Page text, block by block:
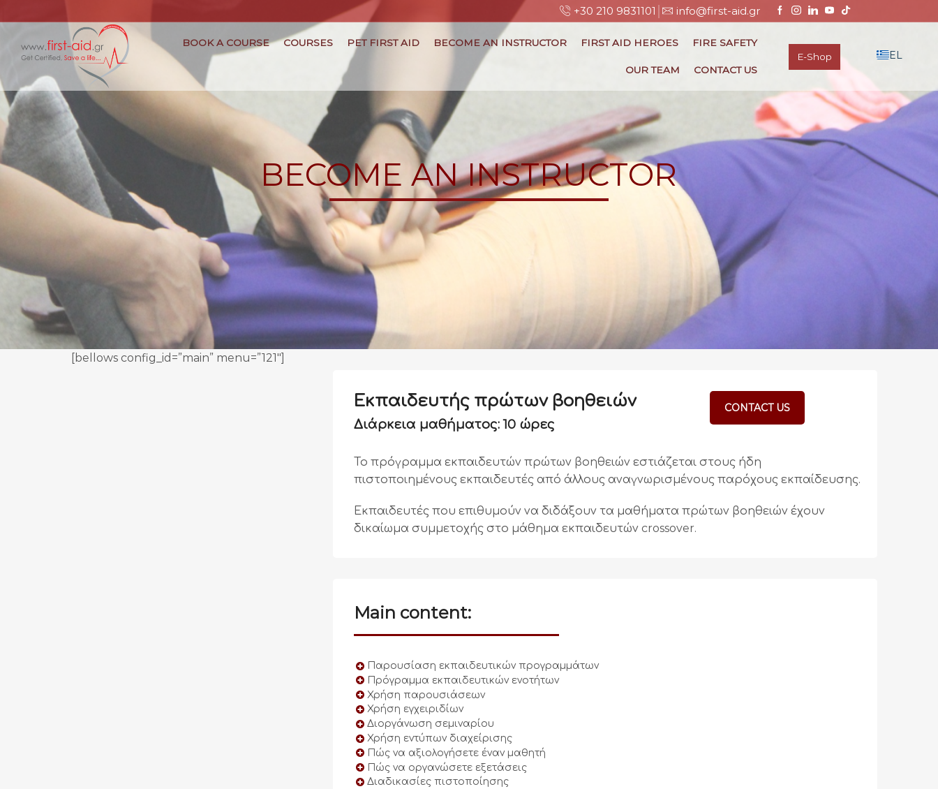
+30 210 9831101 info@first-aid.gr
BOOK A COURSE COURSES PET FIRST AID BECOME AN INSTRUCTOR FIRST AID HEROES FIRE SAFETY
OUR TEAM CONTACT US
E-Shop EL
BECOME AN INSTRUCTOR
[bellows config_id=”main” menu=”121″]
Εκπαιδευτής πρώτων βοηθειών
Διάρκεια μαθήματος:10 ώρες
CONTACT US
Το πρόγραμμα εκπαιδευτών πρώτων βοηθειών εστιάζεται στους ήδη
πιστοποιημένους εκπαιδευτές από άλλους αναγνωρισμένους παρόχους εκπαίδευσης.
Εκπαιδευτές που επιθυμούν να διδάξουν τα μαθήματα πρώτων βοηθειών έχουν
δικαίωμα συμμετοχής στο μάθημα εκπαιδευτών crossover.
Main content:
Παρουσίαση εκπαιδευτικών προγραμμάτων
Πρόγραμμα εκπαιδευτικών ενοτήτων
Χρήση παρουσιάσεων
Χρήση εγχειριδίων
Διοργάνωση σεμιναρίου
Χρήση εντύπων διαχείρισης
Πώς να αξιολογήσετε έναν μαθητή
Πώς να οργανώσετε εξετάσεις
Διαδικασίες πιστοποίησης